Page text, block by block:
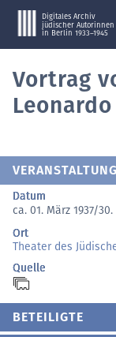
Digitales Archiv
jüdischer Autorinnen
in Berlin 1933–1945
Vortrag
VERANSTALTUNG
Datum
ca. 01. März 1937/30.
Ort
Theater des
Quelle
BETEILIGTE